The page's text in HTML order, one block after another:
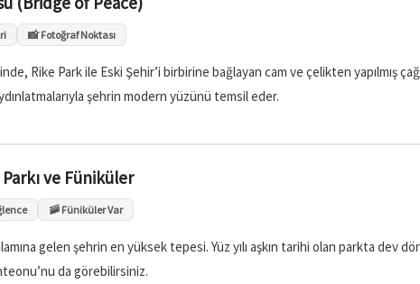
📸 Fotoğraf Noktası
Rike Park ile Eski Şehir’i birbirine bağlayan cam ve çelikten yapılmış
şehrin modern yüzünü temsil eder.
ve Füniküler
🚠 Füniküler Var
gelen şehrin en yüksek tepesi. Yüz yılı aşkın tarihi olan parkta dev
da görebilirsiniz.